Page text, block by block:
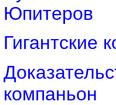
Юпитеров
Гигантские
компаньон